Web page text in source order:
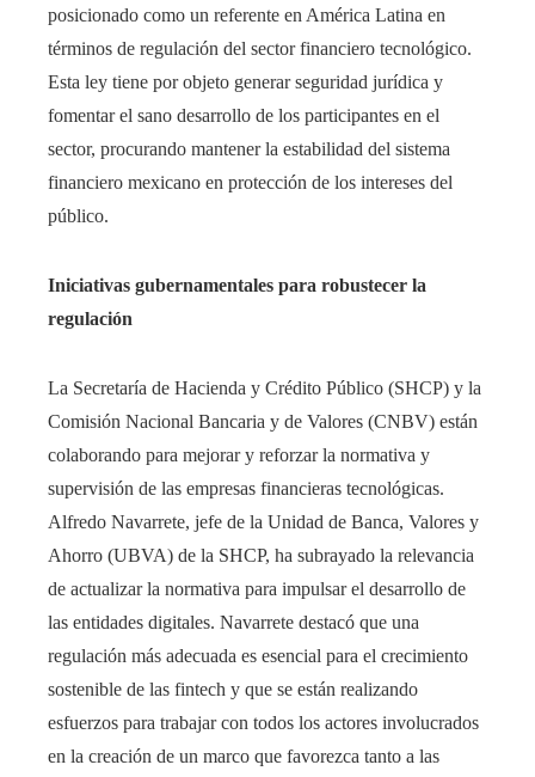
posicionado como un referente en América Latina en
términos de regulación del sector financiero tecnológico.
Esta ley tiene por objeto generar seguridad jurídica y
fomentar el sano desarrollo de los participantes en el
sector, procurando mantener la estabilidad del sistema
financiero mexicano en protección de los intereses del
público.
Iniciativas gubernamentales para robustecer la
regulación
La Secretaría de Hacienda y Crédito Público (SHCP) y la
Comisión Nacional Bancaria y de Valores (CNBV) están
colaborando para mejorar y reforzar la normativa y
supervisión de las empresas financieras tecnológicas.
Alfredo Navarrete, jefe de la Unidad de Banca, Valores y
Ahorro (UBVA) de la SHCP, ha subrayado la relevancia
de actualizar la normativa para impulsar el desarrollo de
las entidades digitales. Navarrete destacó que una
regulación más adecuada es esencial para el crecimiento
sostenible de las fintech y que se están realizando
esfuerzos para trabajar con todos los actores involucrados
en la creación de un marco que favorezca tanto a las